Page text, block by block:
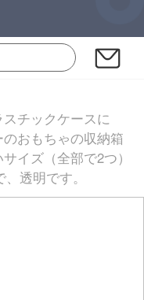
チックケースに
おもちゃの収納箱
イズ（全部で2つ）
透明です。